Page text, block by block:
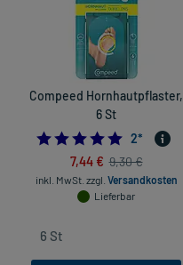
Compeed Hornhautpflaster,
6 St
5.0
2*
7,44 € 9,30 €
inkl. MwSt. zzgl. Versandkosten
Lieferbar